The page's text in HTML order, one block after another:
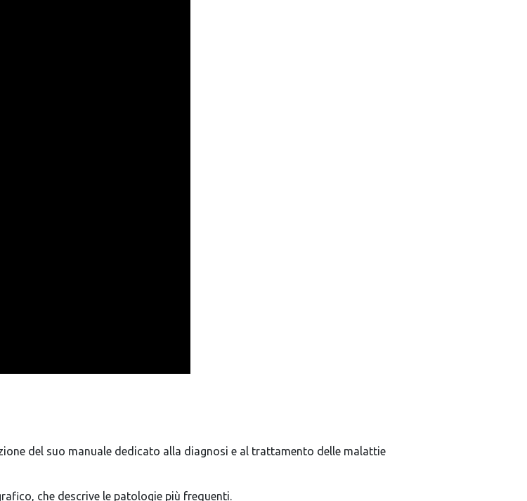
del suo manuale dedicato alla diagnosi e al trattamento delle malattie
che descrive le patologie più frequenti.